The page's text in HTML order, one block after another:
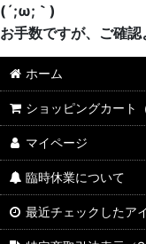
(´;ω;｀)
お手数ですが、ご確認
ホーム
ショッピングカート
マイページ
臨時休業について
最近チェックしたア